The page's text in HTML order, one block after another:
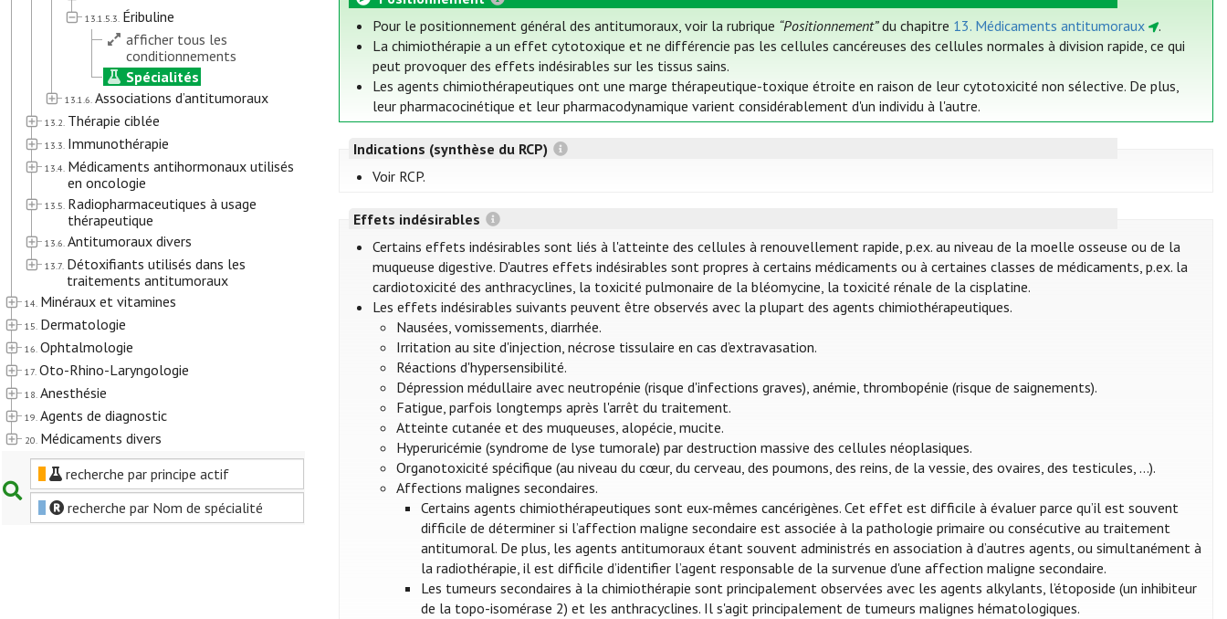
13.1.5.3. Éribuline
afficher tous les
conditionnements
Spécialités
13.1.6. Associations d’antitumoraux
13.2. Thérapie ciblée
13.3. Immunothérapie
13.4. Médicaments antihormonaux utilisés
en oncologie
13.5. Radiopharmaceutiques à usage
thérapeutique
13.6. Antitumoraux divers
13.7. Détoxifiants utilisés dans les
traitements antitumoraux
14. Minéraux et vitamines
15. Dermatologie
16. Ophtalmologie
17. Oto-Rhino-Laryngologie
18. Anesthésie
19. Agents de diagnostic
20. Médicaments divers
recherche par principe actif
recherche par Nom de spécialité
Pour le positionnement général des antitumoraux, voir la rubrique “Positionnement”du chapitre 13. Médicaments antitumoraux
.
La chimiothérapie a un effet cytotoxique et ne différencie pas les cellules cancéreuses des cellules normales à division rapide, ce qui
peut provoquer des effets indésirables sur les tissus sains.
Les agents chimiothérapeutiques ont une marge thérapeutique-toxique étroite en raison de leur cytotoxicité non sélective. De plus,
leur pharmacocinétique et leur pharmacodynamique varient considérablement d'un individu à l'autre.
Indications (synthèse du RCP)
Voir RCP.
Effets indésirables
Certains effets indésirables sont liés à l'atteinte des cellules à renouvellement rapide, p.ex. au niveau de la moelle osseuse ou de la
muqueuse digestive. D'autres effets indésirables sont propres à certains médicaments ou à certaines classes de médicaments, p.ex. la
cardiotoxicité des anthracyclines, la toxicité pulmonaire de la bléomycine, la toxicité rénale de la cisplatine.
Les effets indésirables suivants peuvent être observés avec la plupart des agents chimiothérapeutiques.
Nausées, vomissements, diarrhée.
Irritation au site d'injection, nécrose tissulaire en cas d’extravasation.
Réactions d'hypersensibilité.
Dépression médullaire avec neutropénie (risque d'infections graves), anémie, thrombopénie (risque de saignements).
Fatigue, parfois longtemps après l'arrêt du traitement.
Atteinte cutanée et des muqueuses, alopécie, mucite.
Hyperuricémie (syndrome de lyse tumorale) par destruction massive des cellules néoplasiques.
Organotoxicité spécifique (au niveau du cœur, du cerveau, des poumons, des reins, de la vessie, des ovaires, des testicules, ...).
Affections malignes secondaires.
Certains agents chimiothérapeutiques sont eux-mêmes cancérigènes. Cet effet est difficile à évaluer parce qu’il est souvent
difficile de déterminer si l’affection maligne secondaire est associée à la pathologie primaire ou consécutive au traitement
antitumoral. De plus, les agents antitumoraux étant souvent administrés en association à d’autres agents, ou simultanément à
la radiothérapie, il est difficile d’identifier l’agent responsable de la survenue d'une affection maligne secondaire.
Les tumeurs secondaires à la chimiothérapie sont principalement observées avec les agents alkylants, l’étoposide (un inhibiteur
de la topo-isomérase 2) et les anthracyclines. Il s'agit principalement de tumeurs malignes hématologiques.